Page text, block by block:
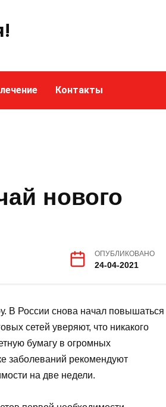
Контакты
нового
ОПУБЛИКОВАНО
24-04-2021
В России снова начал повышаться
сетей уверяют, что никакого
бумагу в огромных
заболеваний рекомендуют
на две недели.